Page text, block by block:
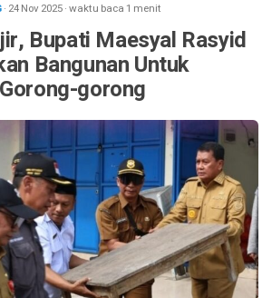
· 24 Nov 2025·waktu baca 1 menit
Bupati Maesyal Rasyid
Bangunan Untuk
gorong